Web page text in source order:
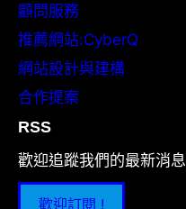
顧問服務
推薦網站:CyberQ
網站設計與建構
合作提案
RSS
歡迎追蹤我們的最新消息
歡迎訂閱 !